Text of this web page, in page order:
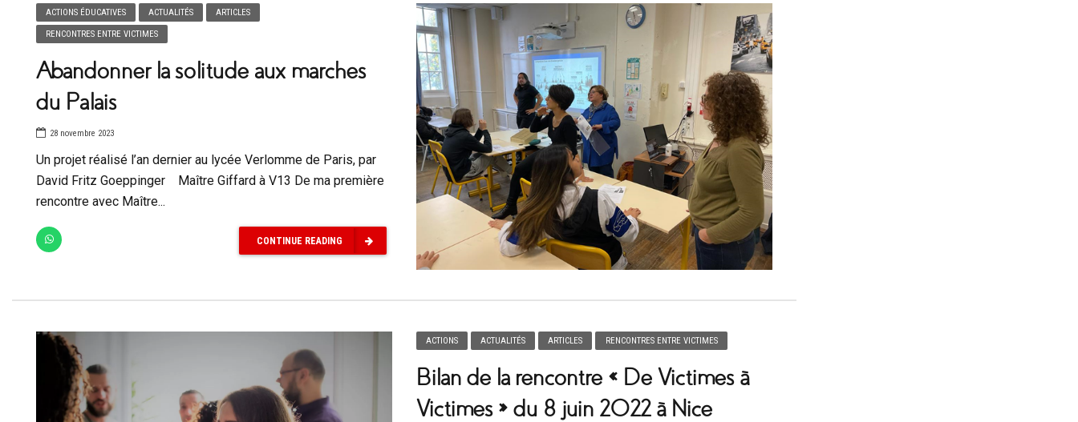
ACTIONS ÉDUCATIVES ACTUALITÉS ARTICLES
RENCONTRES ENTRE VICTIMES
Abandonner la solitude aux marches
du Palais
28 novembre 2023
Un projet réalisé l’an dernier au lycée Verlomme de Paris, par
David Fritz Goeppinger Maître Giffard à V13 De ma première
rencontre avec Maître...
CONTINUE READING
ACTIONS ACTUALITÉS ARTICLES RENCONTRES ENTRE VICTIMES
Bilan de la rencontre « De Victimes à
Victimes » du 8 juin 2022 à Nice